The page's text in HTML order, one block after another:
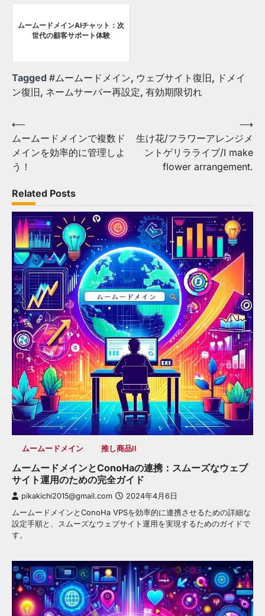
ムームードメインAIチャット：次
世代の顧客サポート体験
Tagged #ムームードメイン, ウェブサイト復旧, ドメイ
ン復旧, ネームサーバー再設定, 有効期限切れ
Post
navigation
⟵
ムームードメインで複数ド
メインを効率的に管理しよ
う！
生け花/フラワーアレンジメ
ントゲリラライブ/I make
flower arrangement.
⟶
Related Posts
ムームードメイン 推し商品II
ムームードメインとConoHaの連携：スムーズなウェブ
サイト運用のための完全ガイド
pikakichi2015@gmail.com 2024年4月6日
ムームードメインとConoHa VPSを効率的に連携させるための詳細な
設定手順と、スムーズなウェブサイト運用を実現するためのガイドで
す。